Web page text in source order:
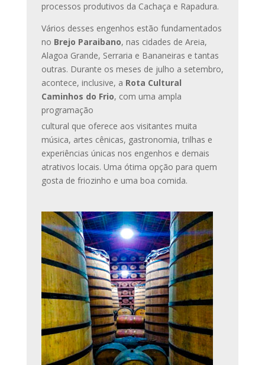
processos produtivos da Cachaça e Rapadura.
Vários desses engenhos estão fundamentados
no Brejo Paraibano, nas cidades de Areia,
Alagoa Grande, Serraria e Bananeiras e tantas
outras. Durante os meses de julho a setembro,
acontece, inclusive, a Rota Cultural
Caminhos do Frio, com uma ampla
programação
cultural que oferece aos visitantes muita
música, artes cênicas, gastronomia, trilhas e
experiências únicas nos engenhos e demais
atrativos locais. Uma ótima opção para quem
gosta de friozinho e uma boa comida.